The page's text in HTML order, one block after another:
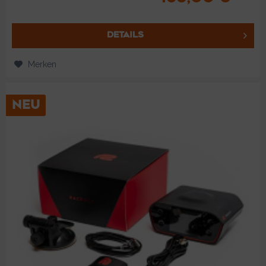
DETAILS
Merken
NEU